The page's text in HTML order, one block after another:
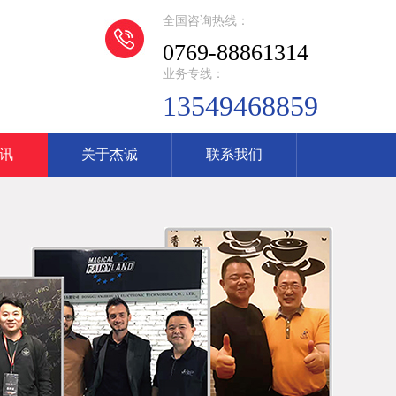
全国咨询热线：
0769-88861314
业务专线：
13549468859
关于杰诚 联系我们